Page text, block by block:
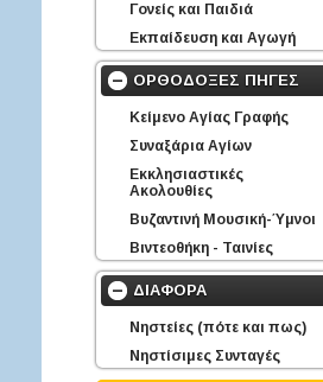
Γονείς και Παιδιά
Εκπαίδευση και Αγωγή
ΟΡΘΟΔΟΞΕΣ ΠΗΓΕΣ
Κείμενο Αγίας Γραφής
Συναξάρια Αγίων
Εκκλησιαστικές
Ακολουθίες
Βυζαντινή Μουσική-Ύμνοι
Βιντεοθήκη - Ταινίες
ΔΙΑΦΟΡΑ
Νηστείες (πότε και πως)
Νηστίσιμες Συνταγές